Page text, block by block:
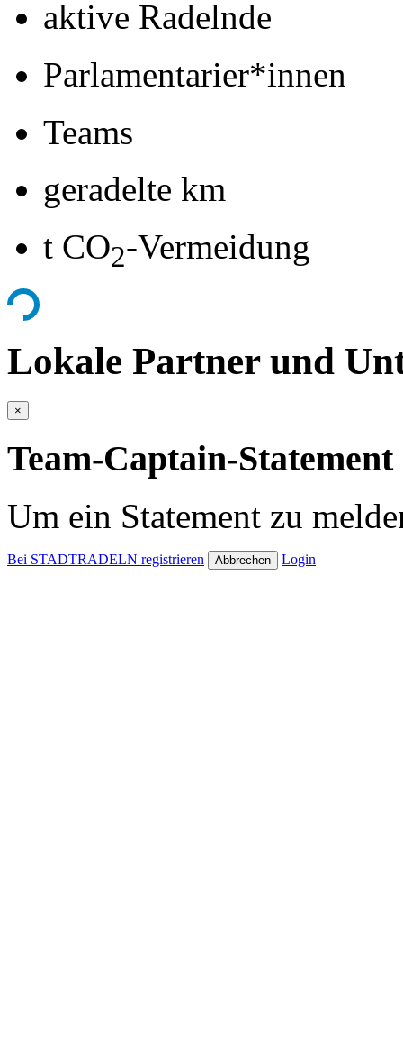
aktive Radelnde
Parlamentarier*innen
Teams
geradelte km
t CO2-Vermeidung
Lokale Partner und
×
Team-Captain-
Um ein Statement zu
Bei STADTRADELN registrieren Abbrechen Login